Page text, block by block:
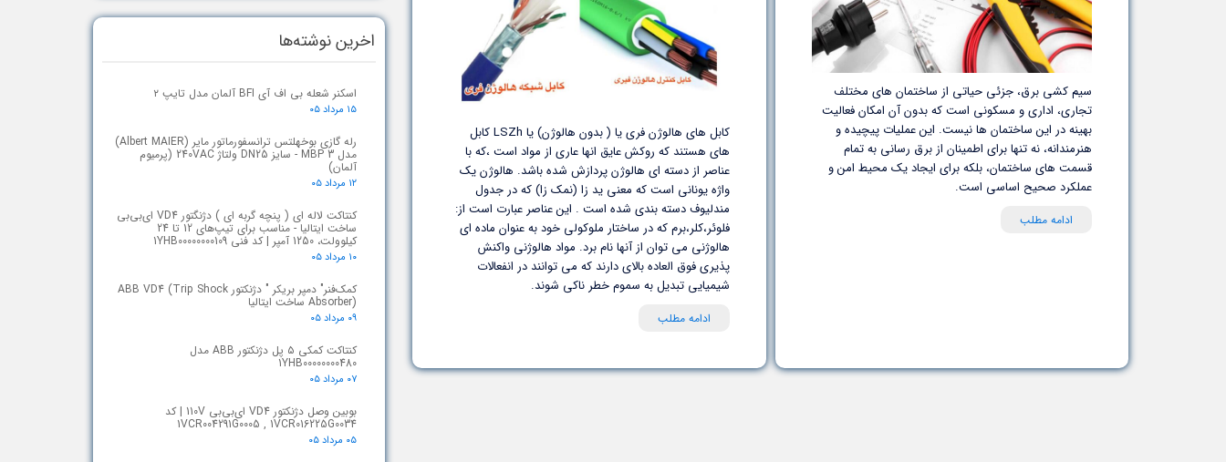
سیم کشی برق، جزئی حیاتی از ساختمان های مختلف
تجاری، اداری و مسکونی است که بدون آن امکان فعالیت
بهینه در این ساختمان ها نیست. این عملیات پیچیده و
هنرمندانه، نه تنها برای اطمینان از برق رسانی به تمام
قسمت های ساختمان، بلکه برای ایجاد یک محیط امن و
عملکرد صحیح اساسی است.
ادامه مطلب
کابل های هالوژن فری یا ( بدون هالوژن) یا LSZh کابل
های هستند که روکش عایق انها عاری از مواد است ،که با
عناصر از دسته ای هالوژن پردازش شده باشد. هالوژن یک
واژه یونانی است که معنی ید زا (نمک زا) که در جدول
مندلیوف دسته بندی شده است . این عناصر عبارت است از:
فلوئر،کلر،برم که در ساختار ملوکولی خود به عنوان ماده ای
هالوژنی می توان از آنها نام برد. مواد هالوژنی واکنش
پذیری فوق العاده بالای دارند که می توانند در انفعالات
شیمیایی تبدیل به سموم خطر ناکی شوند.
ادامه مطلب
اسکنر شعله بی اف آی BFI آلمان مدل تایپ ۲
۱۵ مرداد ۰۵
رله گازی بوخهلتس ترانسفورماتور مایر (Albert MAIER)
مدل MBP 3 - سایز DN25 ولتاژ 240VAC (پرمیوم
آلمان)
۱۲ مرداد ۰۵
کنتاکت لاله ای ( پنچه گربه ای ) دژنگتور VD4 ای‌بی‌بی
ساخت ایتالیا - مناسب برای تیپ‌های 12 تا 24
کیلوولت، 1250 آمپر | کد فنی 1YHB00000000109
۱۰ مرداد ۰۵
کمک‌فنر" دمپر بریکر " دژنکتور ABB VD4 (Trip Shock
Absorber) ساخت ایتالیا
۰۹ مرداد ۰۵
کنتاکت کمکی ۵ پل دژنکتور ABB مدل
1YHB00000000480
۰۷ مرداد ۰۵
بوبین وصل دژنکتور VD4 ای‌بی‌بی 110V | کد
1VCR004291G0005 , 1VCR016225G0034
۰۵ مرداد ۰۵
اخرین نوشته‌ها